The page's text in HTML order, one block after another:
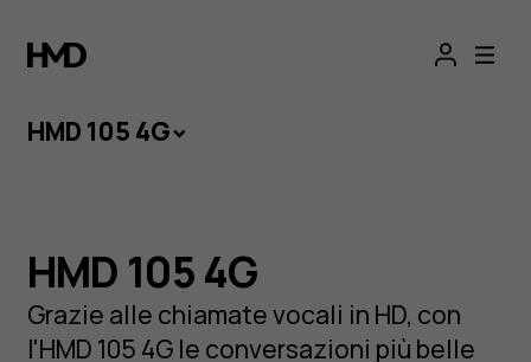
HMD
105
4G
codice BARBIE*
HMD 105 4G
Conversazioni
di qualità
HMD 105 4G
Grazie alle chiamate vocali in HD, con
l'HMD 105 4G le conversazioni più belle